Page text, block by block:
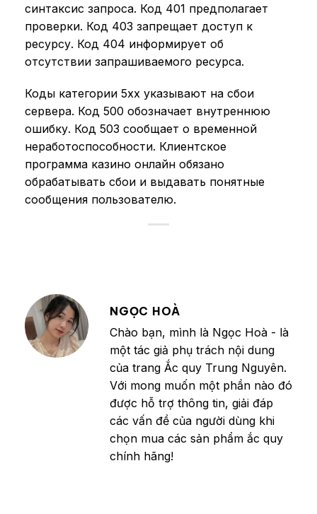
синтаксис запроса. Код 401 предполагает
проверки. Код 403 запрещает доступ к
ресурсу. Код 404 информирует об
отсутствии запрашиваемого ресурса.
Коды категории 5xx указывают на сбои
сервера. Код 500 обозначает внутреннюю
ошибку. Код 503 сообщает о временной
неработоспособности. Клиентское
программа казино онлайн обязано
обрабатывать сбои и выдавать понятные
сообщения пользователю.
NGỌC HOÀ
Chào bạn, mình là Ngọc Hoà - là
một tác giả phụ trách nội dung
của trang Ắc quy Trung Nguyên.
Với mong muốn một phần nào đó
được hỗ trợ thông tin, giải đáp
các vấn đề của người dùng khi
chọn mua các sản phẩm ắc quy
chính hãng!